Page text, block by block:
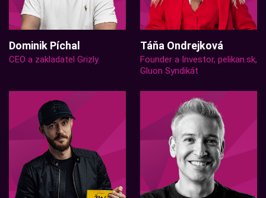
Dominik Píchal
CEO a zakladatel Grizly
Táňa Ondrejková
Founder a Investor, pelikan.sk,
Gluon Syndikát